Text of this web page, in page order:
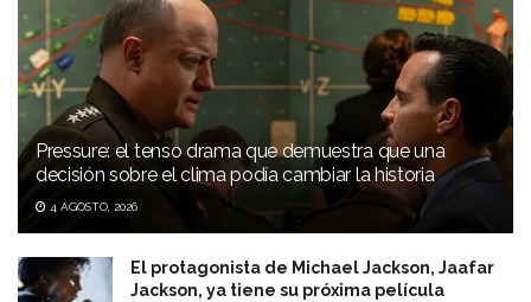
Pressure: el tenso drama que demuestra que una
decisión sobre el clima podía cambiar la historia
4 AGOSTO, 2026
El protagonista de Michael Jackson, Jaafar
Jackson, ya tiene su próxima película